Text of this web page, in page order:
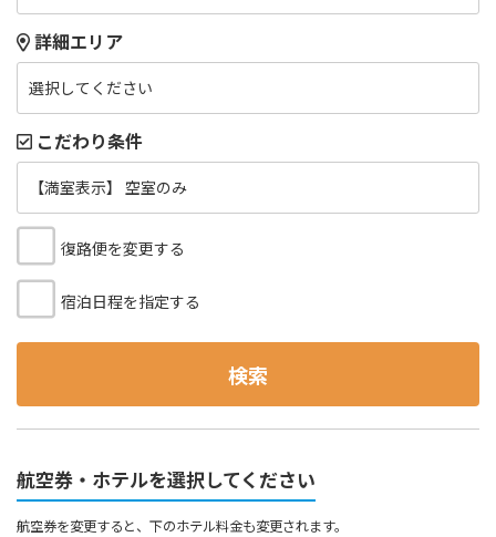
詳細エリア
選択してください
こだわり条件
【満室表示】 空室のみ
復路便を変更する
宿泊日程を指定する
検索
航空券・ホテルを選択してください
航空券を変更すると、下のホテル料金も変更されます。